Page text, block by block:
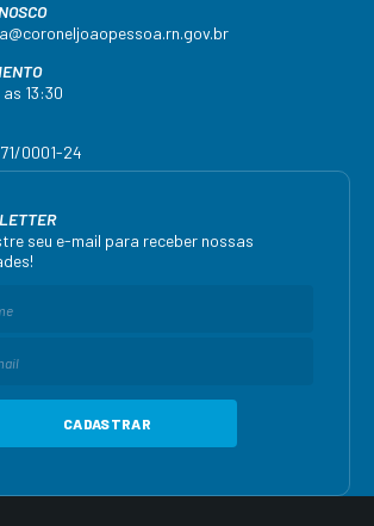
13:30
0001-24
seu e-mail para receber nossas
CADASTRAR